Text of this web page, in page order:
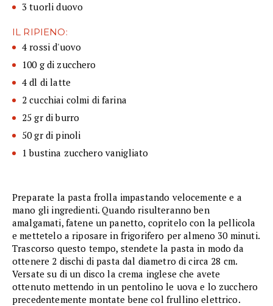
3 tuorli duovo
IL RIPIENO:
4 rossi d'uovo
100 g di zucchero
4 dl di latte
2 cucchiai colmi di farina
25 gr di burro
50 gr di pinoli
1 bustina zucchero vanigliato
Preparate la pasta frolla impastando velocemente e a
mano gli ingredienti. Quando risulteranno ben
amalgamati, fatene un panetto, copritelo con la pellicola
e mettetelo a riposare in frigorifero per almeno 30 minuti.
Trascorso questo tempo, stendete la pasta in modo da
ottenere 2 dischi di pasta dal diametro di circa 28 cm.
Versate su di un disco la crema inglese che avete
ottenuto mettendo in un pentolino le uova e lo zucchero
precedentemente montate bene col frullino elettrico.